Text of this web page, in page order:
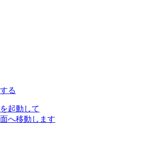
る
起動して
へ移動します